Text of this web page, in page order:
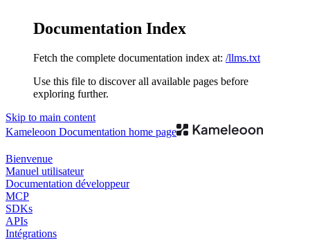
Documentation Index
Fetch the complete documentation index at: /llms.txt
Use this file to discover all available pages before
exploring further.
Skip to main content
Kameleoon Documentation home page
Bienvenue
Manuel utilisateur
Documentation développeur
MCP
SDKs
APIs
Intégrations